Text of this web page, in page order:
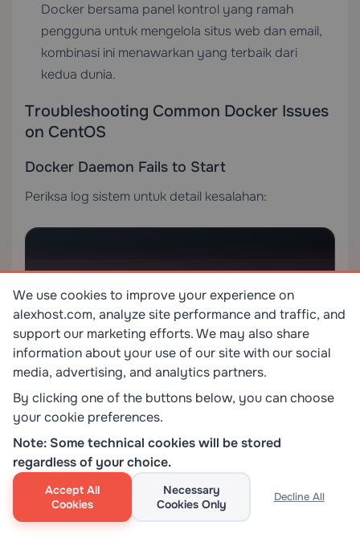
Docker bersama panel kontrol yang ramah
pengguna untuk mengelola situs web dan email,
kombinasi ini menawarkan yang terbaik dari
kedua dunia.
Troubleshooting Common Docker Issues
on CentOS
Docker Daemon Fails to Start
Periksa log sistem untuk detail kesalahan:
Permission Denied Errors
Jika Anda melihat
Got permission denied while
trying to connect to the Docker daemon socket
pastikan pengguna Anda berada di grup
Cannot Pull Images
Verifikasi server Anda memiliki akses internet keluar
dan bahwa DNS menyelesaikan dengan benar:
We use cookies to improve your experience on
alexhost.com, analyze site performance and traffic, and
support our marketing efforts. We may also share
information about your use of our site with our social
media, advertising, and analytics partners.
By clicking one of the buttons below, you can choose
your cookie preferences.
Note: Some technical cookies will be stored
regardless of your choice.
Accept All
Cookies
Necessary
Cookies Only
Decline All